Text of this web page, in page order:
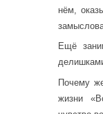
нём,
Ещё
Почему
жизни